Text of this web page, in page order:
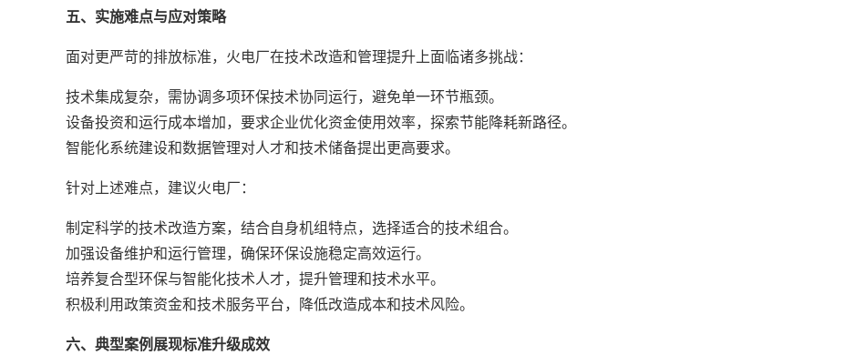
五、实施难点与应对策略
面对更严苛的排放标准，火电厂在技术改造和管理提升上面临诸多挑战：
技术集成复杂，需协调多项环保技术协同运行，避免单一环节瓶颈。
设备投资和运行成本增加，要求企业优化资金使用效率，探索节能降耗新路径。
智能化系统建设和数据管理对人才和技术储备提出更高要求。
针对上述难点，建议火电厂：
制定科学的技术改造方案，结合自身机组特点，选择适合的技术组合。
加强设备维护和运行管理，确保环保设施稳定高效运行。
培养复合型环保与智能化技术人才，提升管理和技术水平。
积极利用政策资金和技术服务平台，降低改造成本和技术风险。
六、典型案例展现标准升级成效